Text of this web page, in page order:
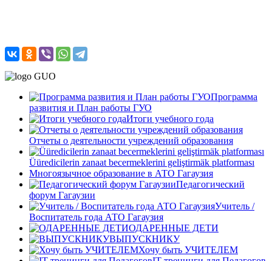
Программа
развития и План работы ГУО
Итоги учебного года
Отчеты о деятельности учреждений образования
Üüredicilerin zanaat becermeklerini geliştirmäk platforması
Многоязычное образование в АТО Гагаузия
Педагогический
форум Гагаузии
Учитель /
Воспитатель года АТО Гагаузия
ОДАРЕННЫЕ ДЕТИ
ВЫПУСКНИКУ
Хочу быть УЧИТЕЛЕМ